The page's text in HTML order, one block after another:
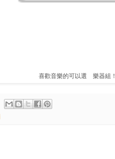
喜歡音樂的可以選 樂器組！